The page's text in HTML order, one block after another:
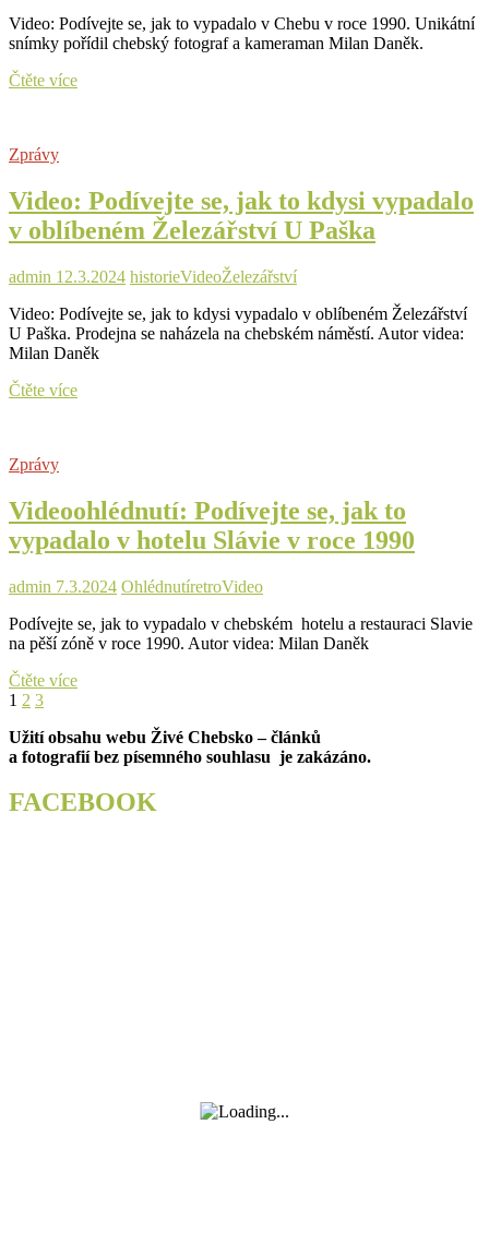
Video: Podívejte se, jak to vypadalo v Chebu v roce 1990. Unikátní
snímky pořídil chebský fotograf a kameraman Milan Daněk.
Čtěte víceVideo:
v
Chebu
v
1990
Zprávy
Video: Podívejte se, jak to kdysi vypadalo
v oblíbeném Železářství U Paška
admin 12.3.2024 historieVideoŽelezářství
Video: Podívejte se, jak to kdysi vypadalo v oblíbeném Železářství
U Paška. Prodejna se naházela na chebském náměstí. Autor videa:
Milan Daněk
Čtěte víceVideo:
vypadalo
v
oblíbeném
U
Zprávy
Videoohlédnutí: Podívejte se, jak to
vypadalo v hotelu Slávie v roce 1990
admin 7.3.2024 OhlédnutíretroVideo
Podívejte se, jak to vypadalo v chebském hotelu a restauraci Slavie
na pěší zóně v roce 1990. Autor videa: Milan Daněk
Čtěte víceVideoohlédnutí:
jak
to
v
hotelu
Stránkování
příspěvků
Page
1 Page
2 Page
3Next
Užití obsahu webu Živé Chebsko – článků
a fotografií bez písemného souhlasu je zakázáno.
FACEBOOK